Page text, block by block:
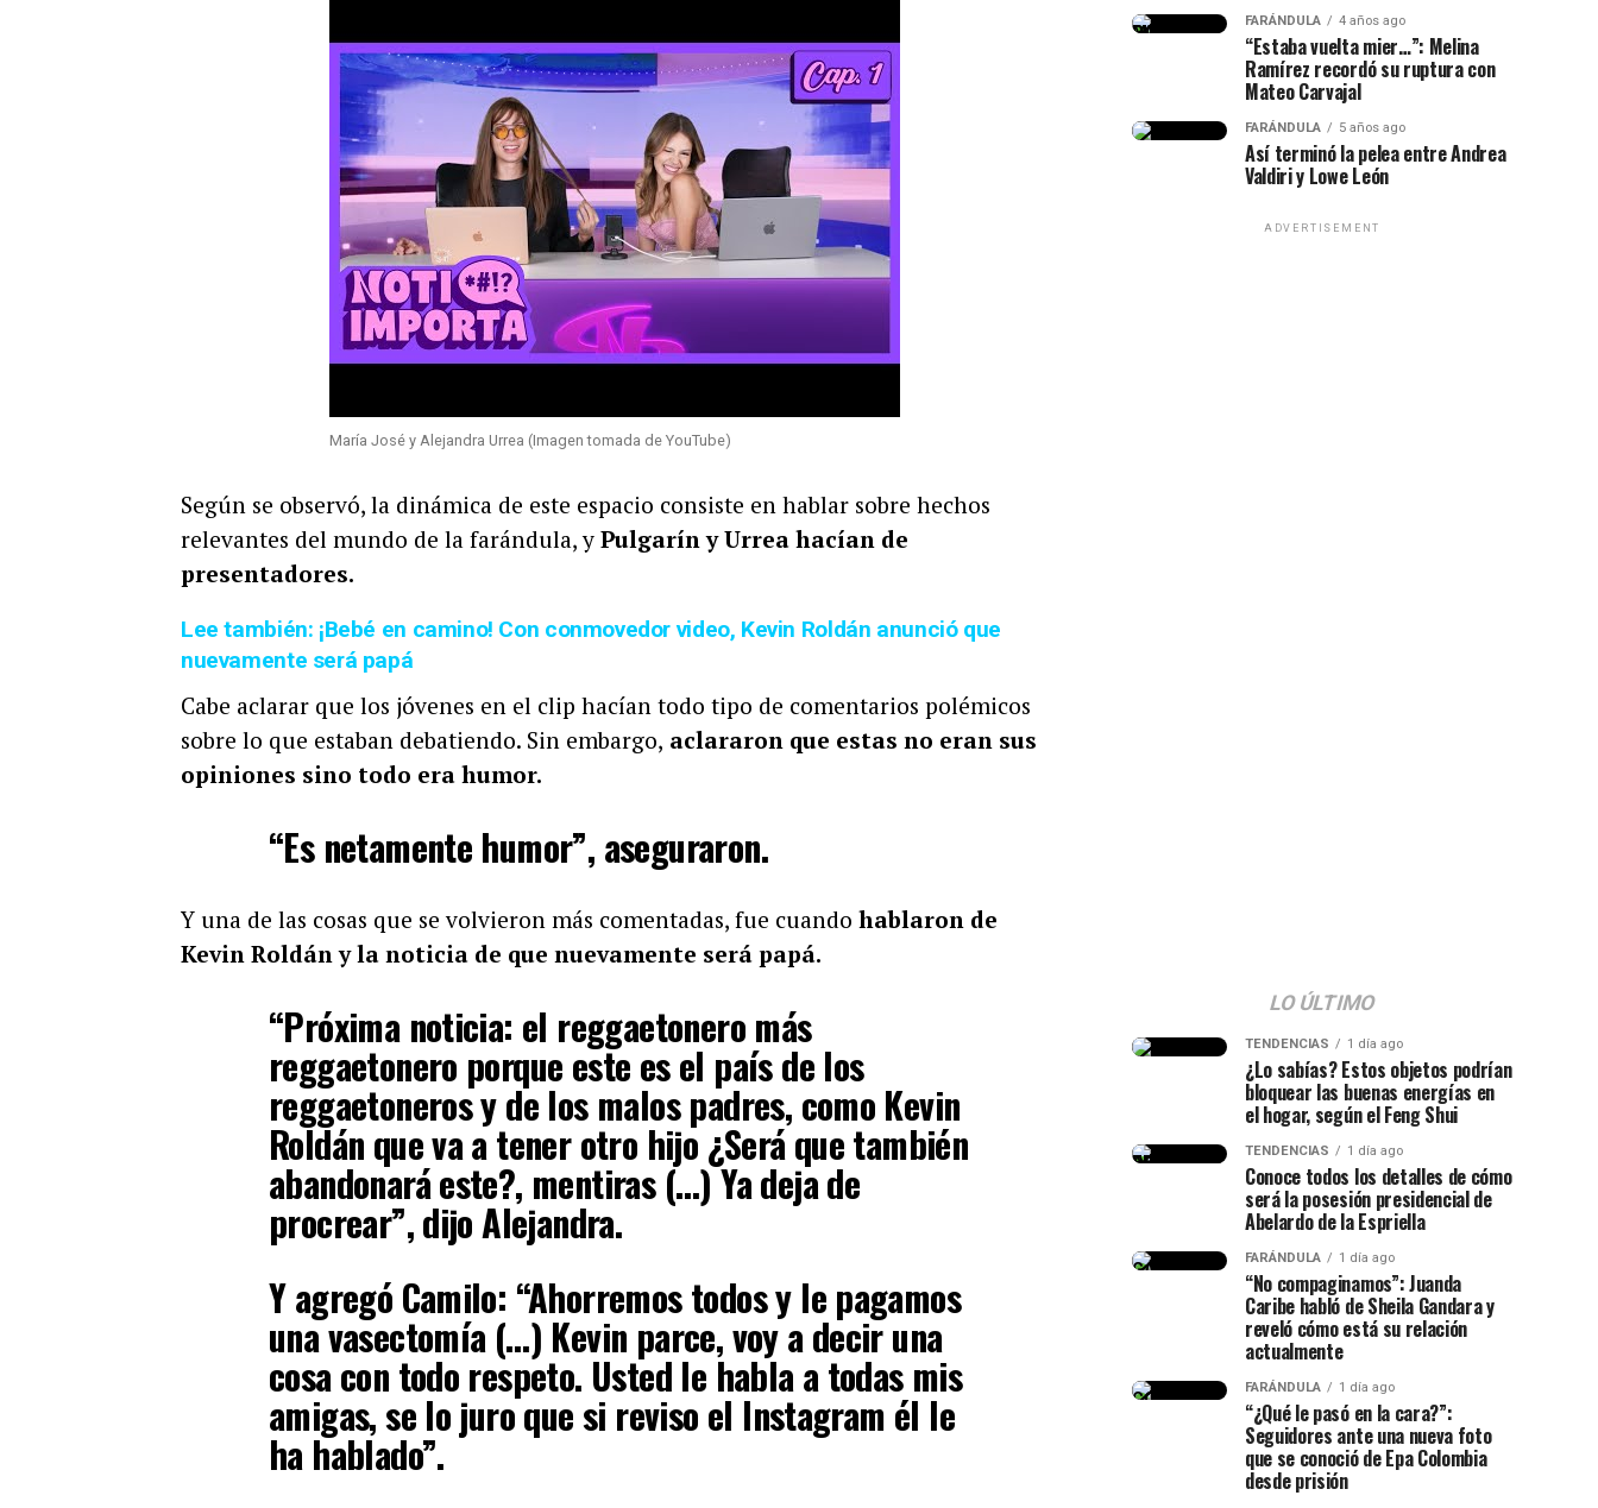
María José y Alejandra Urrea (Imagen tomada de YouTube)
Según se observó, la dinámica de este espacio consiste en hablar sobre hechos
relevantes del mundo de la farándula, y Pulgarín y Urrea hacían de
presentadores.
Lee también: ¡Bebé en camino! Con conmovedor video, Kevin Roldán anunció que
nuevamente será papá
Cabe aclarar que los jóvenes en el clip hacían todo tipo de comentarios polémicos
sobre lo que estaban debatiendo. Sin embargo, aclararon que estas no eran sus
opiniones sino todo era humor.
“Es netamente humor”, aseguraron.
Y una de las cosas que se volvieron más comentadas, fue cuando hablaron de
Kevin Roldán y la noticia de que nuevamente será papá.
“Próxima noticia: el reggaetonero más
reggaetonero porque este es el país de los
reggaetoneros y de los malos padres, como Kevin
Roldán que va a tener otro hijo ¿Será que también
abandonará este?, mentiras (…) Ya deja de
procrear”, dijo Alejandra.
Y agregó Camilo: “Ahorremos todos y le pagamos
una vasectomía (…) Kevin parce, voy a decir una
cosa con todo respeto. Usted le habla a todas mis
amigas, se lo juro que si reviso el Instagram él le
ha hablado”.
FARÁNDULA 4 años ago
“Estaba vuelta mier…”: Melina
Ramírez recordó su ruptura con
Mateo Carvajal
FARÁNDULA 5 años ago
Así terminó la pelea entre Andrea
Valdiri y Lowe León
ADVERTISEMENT
LO ÚLTIMO
TENDENCIAS 1 día ago
¿Lo sabías? Estos objetos podrían
bloquear las buenas energías en
el hogar, según el Feng Shui
TENDENCIAS 1 día ago
Conoce todos los detalles de cómo
será la posesión presidencial de
Abelardo de la Espriella
FARÁNDULA 1 día ago
“No compaginamos”: Juanda
Caribe habló de Sheila Gandara y
reveló cómo está su relación
actualmente
FARÁNDULA 1 día ago
“¿Qué le pasó en la cara?”:
Seguidores ante una nueva foto
que se conoció de Epa Colombia
desde prisión